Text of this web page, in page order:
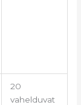
20
vahelduvat